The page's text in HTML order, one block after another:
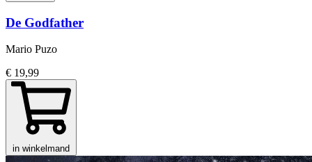
De Godfather
Mario Puzo
€ 19,99
in winkelmand